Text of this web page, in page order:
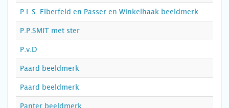
P.L.S. Elberfeld en Passer en Winkelhaak beeldmerk
P.P.SMIT met ster
P.v.D
Paard beeldmerk
Paard beeldmerk
Panter beeldmerk